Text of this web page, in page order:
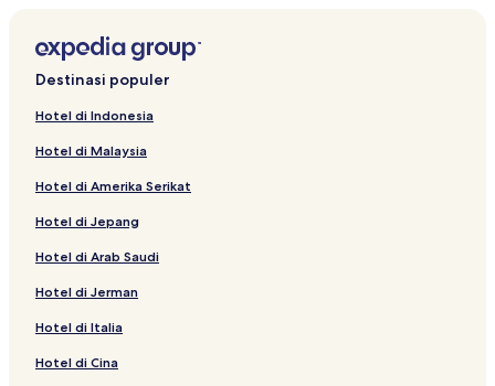
Destinasi populer
Hotel di Indonesia
Hotel di Malaysia
Hotel di Amerika Serikat
Hotel di Jepang
Hotel di Arab Saudi
Hotel di Jerman
Hotel di Italia
Hotel di Cina